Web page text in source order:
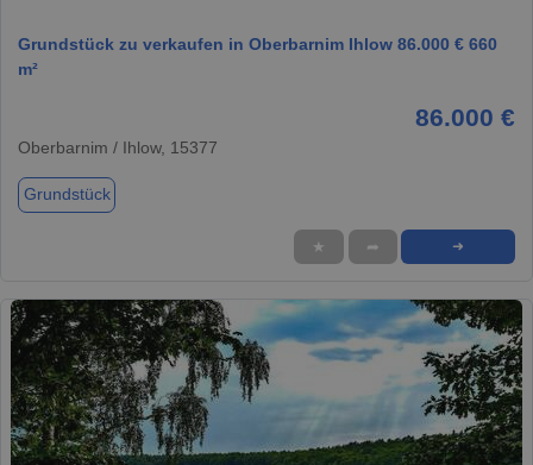
Grundstück zu verkaufen in Oberbarnim Ihlow 86.000 € 660
m²
86.000 €
Oberbarnim / Ihlow, 15377
Grundstück
★ ➦ ➜